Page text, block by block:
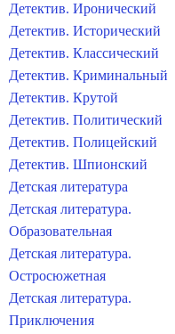
Детектив. Иронический
Детектив. Исторический
Детектив. Классический
Детектив. Криминальный
Детектив. Крутой
Детектив. Политический
Детектив. Полицейский
Детектив. Шпионский
Детская литература
Детская литература.
Образовательная
Детская литература.
Остросюжетная
Детская литература.
Приключения